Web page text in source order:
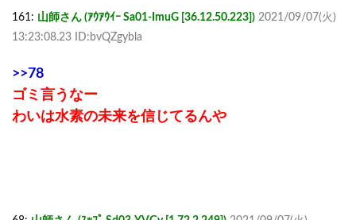
161: 山師さん (ｱｳｱｳｲｰ Sa01-ImuG [36.12.50.223]) 2021/09/07(火)
13:23:08.23 ID:bvQZgybla
>>78
ゴミ言うなー
わいは水素の未来を信じてるんや